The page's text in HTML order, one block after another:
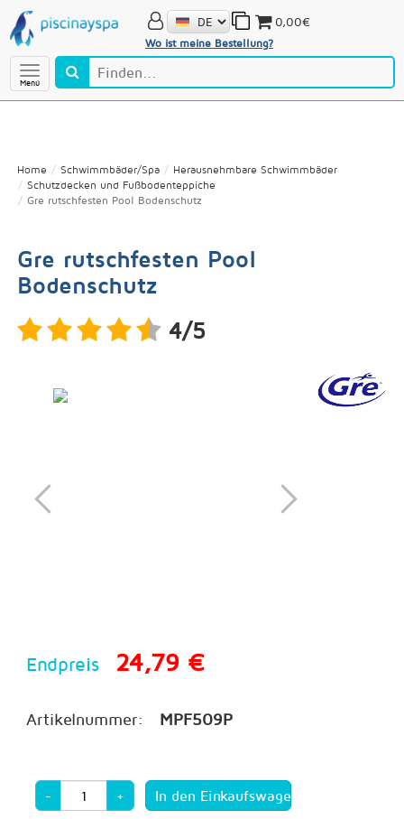
Menú
Wo ist meine Bestellung?
0,00€
Home Schwimmbäder/Spa
Herausnehmbare Schwimmbäder
Schutzdecken und Fußbodenteppiche
Gre rutschfesten Pool Bodenschutz
Gre rutschfesten Pool
Bodenschutz
4/5
Endpreis 24,79 €
Artikelnummer: MPF509P
- +